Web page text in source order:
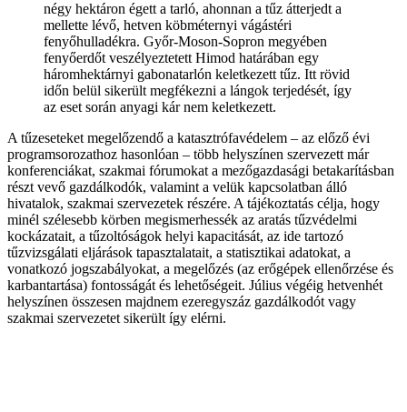
négy hektáron égett a tarló, ahonnan a tűz átterjedt a
mellette lévő, hetven köbméternyi vágástéri
fenyőhulladékra. Győr-Moson-Sopron megyében
fenyőerdőt veszélyeztetett Himod határában egy
háromhektárnyi gabonatarlón keletkezett tűz. Itt rövid
időn belül sikerült megfékezni a lángok terjedését, így
az eset során anyagi kár nem keletkezett.
A tűzeseteket megelőzendő a katasztrófavédelem – az előző évi
programsorozathoz hasonlóan – több helyszínen szervezett már
konferenciákat, szakmai fórumokat a mezőgazdasági betakarításban
részt vevő gazdálkodók, valamint a velük kapcsolatban álló
hivatalok, szakmai szervezetek részére. A tájékoztatás célja, hogy
minél szélesebb körben megismerhessék az aratás tűzvédelmi
kockázatait, a tűzoltóságok helyi kapacitását, az ide tartozó
tűzvizsgálati eljárások tapasztalatait, a statisztikai adatokat, a
vonatkozó jogszabályokat, a megelőzés (az erőgépek ellenőrzése és
karbantartása) fontosságát és lehetőségeit. Július végéig hetvenhét
helyszínen összesen majdnem ezeregyszáz gazdálkodót vagy
szakmai szervezetet sikerült így elérni.